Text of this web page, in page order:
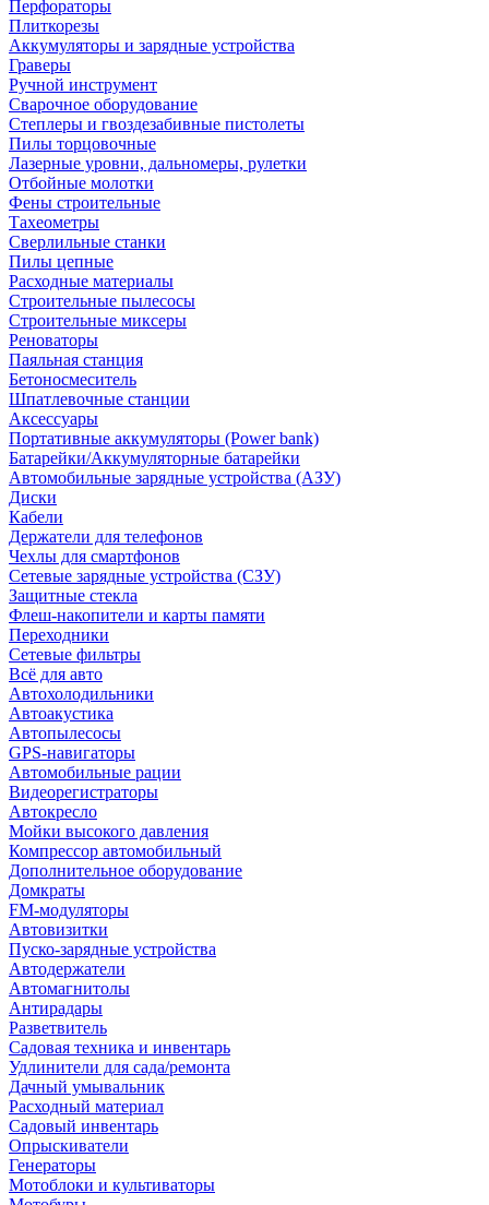
Перфораторы
Плиткорезы
Аккумуляторы и зарядные устройства
Граверы
Ручной инструмент
Сварочное оборудование
Степлеры и гвоздезабивные пистолеты
Пилы торцовочные
Лазерные уровни, дальномеры, рулетки
Отбойные молотки
Фены строительные
Тахеометры
Сверлильные станки
Пилы цепные
Расходные материалы
Строительные пылесосы
Строительные миксеры
Реноваторы
Паяльная станция
Бетоносмеситель
Шпатлевочные станции
Аксессуары
Портативные аккумуляторы (Power bank)
Батарейки/Аккумуляторные батарейки
Автомобильные зарядные устройства (АЗУ)
Диски
Кабели
Держатели для телефонов
Чехлы для смартфонов
Сетевые зарядные устройства (СЗУ)
Защитные стекла
Флеш-накопители и карты памяти
Переходники
Сетевые фильтры
Всё для авто
Автохолодильники
Автоакустика
Автопылесосы
GPS-навигаторы
Автомобильные рации
Видеорегистраторы
Автокресло
Мойки высокого давления
Компрессор автомобильный
Дополнительное оборудование
Домкраты
FM-модуляторы
Автовизитки
Пуско-зарядные устройства
Автодержатели
Автомагнитолы
Антирадары
Разветвитель
Садовая техника и инвентарь
Удлинители для сада/ремонта
Дачный умывальник
Расходный материал
Садовый инвентарь
Опрыскиватели
Генераторы
Мотоблоки и культиваторы